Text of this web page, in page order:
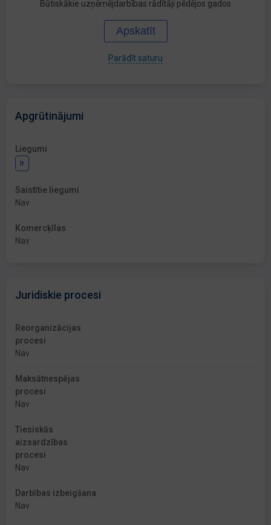
Būtiskākie uzņēmējdarbības rādītāji pēdējos gados
Apskatīt
Parādīt saturu
Apgrūtinājumi
Liegumi
Ir
Saistītie liegumi
Nav
Komercķīlas
Nav
Juridiskie procesi
Reorganizācijas
procesi
Nav
Maksātnespējas
procesi
Nav
Tiesiskās
aizsardzības
procesi
Nav
Darbības izbeigšana
Nav